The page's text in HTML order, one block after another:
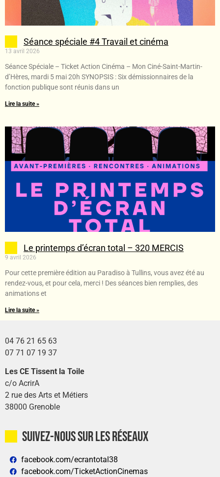
Séance spéciale #4 Travail et cinéma
13 avril 2026
Séance Spéciale – Ticket Action Cinéma – Mon Ciné-Saint-Martin-
d’Hères, mardi 5 mai 20h SYNOPSIS : Six démissionnaires de la
fonction publique sont réunis dans un
Lire la suite »
Le printemps d’écran total – 320 MERCIS
9 avril 2026
Pour cette première édition au Paradiso à Tullins, vous avez été au
rendez-vous, et pour cela, merci ! Des séances bien remplies, des
animations et
Lire la suite »
04 76 21 65 63
07 71 07 19 37
Les CE Tissent la Toile
c/o AcrirA
2 rue des Arts et Métiers
38000 Grenoble
Suivez-nous sur les réseaux
facebook.com/ecrantotal38
facebook.com/TicketActionCinemas